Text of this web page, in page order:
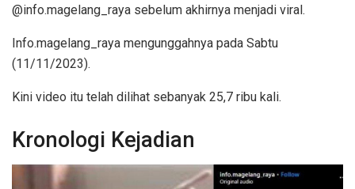
@info.magelang_raya sebelum akhirnya menjadi viral.
Info.magelang_raya mengunggahnya pada Sabtu
(11/11/2023).
Kini video itu telah dilihat sebanyak 25,7 ribu kali.
Kronologi Kejadian